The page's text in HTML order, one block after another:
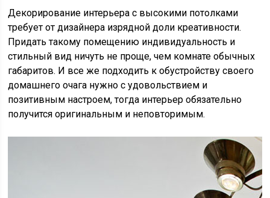
Декорирование интерьера с высокими потолками
требует от дизайнера изрядной доли креативности.
Придать такому помещению индивидуальность и
стильный вид ничуть не проще, чем комнате обычных
габаритов. И все же подходить к обустройству своего
домашнего очага нужно с удовольствием и
позитивным настроем, тогда интерьер обязательно
получится оригинальным и неповторимым.